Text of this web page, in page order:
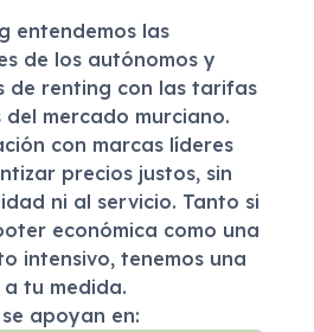
entendemos las
de los autónomos y
de renting con las tarifas
mercado murciano.
con marcas líderes
precios justos, sin
ni al servicio. Tanto si
económica como una
intensivo, tenemos una
tu medida.
apoyan en: